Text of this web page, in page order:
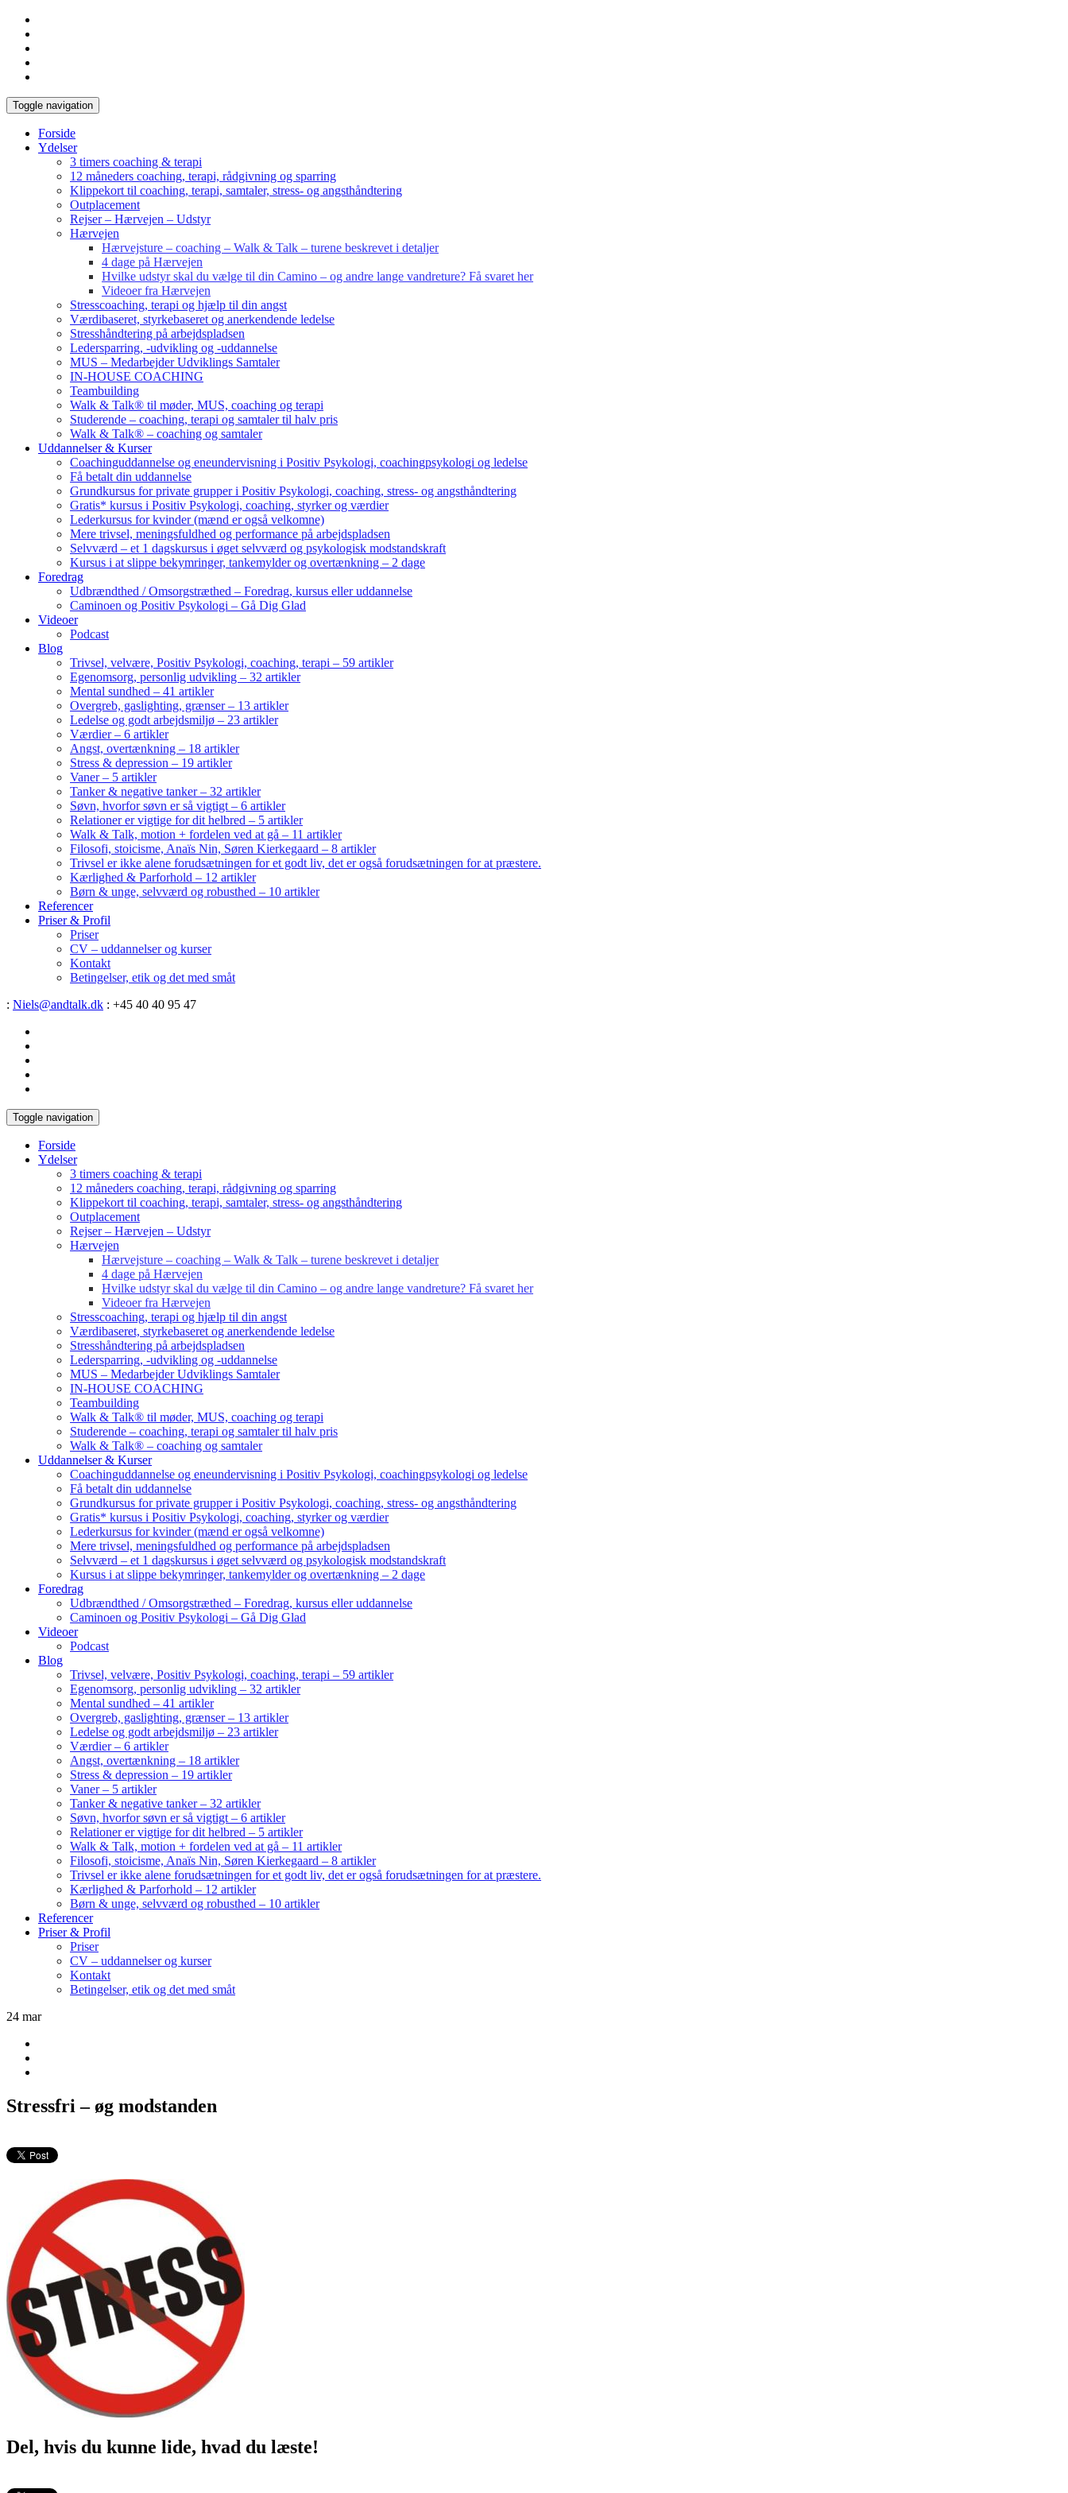
Toggle navigation
Forside
Ydelser
3 timers coaching & terapi
12 måneders coaching, terapi, rådgivning og sparring
Klippekort til coaching, terapi, samtaler, stress- og angsthåndtering
Outplacement
Rejser – Hærvejen – Udstyr
Hærvejen
Hærvejsture – coaching – Walk & Talk – turene beskrevet i detaljer
4 dage på Hærvejen
Hvilke udstyr skal du vælge til din Camino – og andre lange vandreture? Få svaret her
Videoer fra Hærvejen
Stresscoaching, terapi og hjælp til din angst
Værdibaseret, styrkebaseret og anerkendende ledelse
Stresshåndtering på arbejdspladsen
Ledersparring, -udvikling og -uddannelse
MUS – Medarbejder Udviklings Samtaler
IN-HOUSE COACHING
Teambuilding
Walk & Talk® til møder, MUS, coaching og terapi
Studerende – coaching, terapi og samtaler til halv pris
Walk & Talk® – coaching og samtaler
Uddannelser & Kurser
Coachinguddannelse og eneundervisning i Positiv Psykologi, coachingpsykologi og ledelse
Få betalt din uddannelse
Grundkursus for private grupper i Positiv Psykologi, coaching, stress- og angsthåndtering
Gratis* kursus i Positiv Psykologi, coaching, styrker og værdier
Lederkursus for kvinder (mænd er også velkomne)
Mere trivsel, meningsfuldhed og performance på arbejdspladsen
Selvværd – et 1 dagskursus i øget selvværd og psykologisk modstandskraft
Kursus i at slippe bekymringer, tankemylder og overtænkning – 2 dage
Foredrag
Udbrændthed / Omsorgstræthed – Foredrag, kursus eller uddannelse
Caminoen og Positiv Psykologi – Gå Dig Glad
Videoer
Podcast
Blog
Trivsel, velvære, Positiv Psykologi, coaching, terapi – 59 artikler
Egenomsorg, personlig udvikling – 32 artikler
Mental sundhed – 41 artikler
Overgreb, gaslighting, grænser – 13 artikler
Ledelse og godt arbejdsmiljø – 23 artikler
Værdier – 6 artikler
Angst, overtænkning – 18 artikler
Stress & depression – 19 artikler
Vaner – 5 artikler
Tanker & negative tanker – 32 artikler
Søvn, hvorfor søvn er så vigtigt – 6 artikler
Relationer er vigtige for dit helbred – 5 artikler
Walk & Talk, motion + fordelen ved at gå – 11 artikler
Filosofi, stoicisme, Anaïs Nin, Søren Kierkegaard – 8 artikler
Trivsel er ikke alene forudsætningen for et godt liv, det er også forudsætningen for at præstere.
Kærlighed & Parforhold – 12 artikler
Børn & unge, selvværd og robusthed – 10 artikler
Referencer
Priser & Profil
Priser
CV – uddannelser og kurser
Kontakt
Betingelser, etik og det med småt
: Niels@andtalk.dk : +45 40 40 95 47
Toggle navigation
Forside
Ydelser
3 timers coaching & terapi
12 måneders coaching, terapi, rådgivning og sparring
Klippekort til coaching, terapi, samtaler, stress- og angsthåndtering
Outplacement
Rejser – Hærvejen – Udstyr
Hærvejen
Hærvejsture – coaching – Walk & Talk – turene beskrevet i detaljer
4 dage på Hærvejen
Hvilke udstyr skal du vælge til din Camino – og andre lange vandreture? Få svaret her
Videoer fra Hærvejen
Stresscoaching, terapi og hjælp til din angst
Værdibaseret, styrkebaseret og anerkendende ledelse
Stresshåndtering på arbejdspladsen
Ledersparring, -udvikling og -uddannelse
MUS – Medarbejder Udviklings Samtaler
IN-HOUSE COACHING
Teambuilding
Walk & Talk® til møder, MUS, coaching og terapi
Studerende – coaching, terapi og samtaler til halv pris
Walk & Talk® – coaching og samtaler
Uddannelser & Kurser
Coachinguddannelse og eneundervisning i Positiv Psykologi, coachingpsykologi og ledelse
Få betalt din uddannelse
Grundkursus for private grupper i Positiv Psykologi, coaching, stress- og angsthåndtering
Gratis* kursus i Positiv Psykologi, coaching, styrker og værdier
Lederkursus for kvinder (mænd er også velkomne)
Mere trivsel, meningsfuldhed og performance på arbejdspladsen
Selvværd – et 1 dagskursus i øget selvværd og psykologisk modstandskraft
Kursus i at slippe bekymringer, tankemylder og overtænkning – 2 dage
Foredrag
Udbrændthed / Omsorgstræthed – Foredrag, kursus eller uddannelse
Caminoen og Positiv Psykologi – Gå Dig Glad
Videoer
Podcast
Blog
Trivsel, velvære, Positiv Psykologi, coaching, terapi – 59 artikler
Egenomsorg, personlig udvikling – 32 artikler
Mental sundhed – 41 artikler
Overgreb, gaslighting, grænser – 13 artikler
Ledelse og godt arbejdsmiljø – 23 artikler
Værdier – 6 artikler
Angst, overtænkning – 18 artikler
Stress & depression – 19 artikler
Vaner – 5 artikler
Tanker & negative tanker – 32 artikler
Søvn, hvorfor søvn er så vigtigt – 6 artikler
Relationer er vigtige for dit helbred – 5 artikler
Walk & Talk, motion + fordelen ved at gå – 11 artikler
Filosofi, stoicisme, Anaïs Nin, Søren Kierkegaard – 8 artikler
Trivsel er ikke alene forudsætningen for et godt liv, det er også forudsætningen for at præstere.
Kærlighed & Parforhold – 12 artikler
Børn & unge, selvværd og robusthed – 10 artikler
Referencer
Priser & Profil
Priser
CV – uddannelser og kurser
Kontakt
Betingelser, etik og det med småt
24 mar
Stressfri – øg modstanden
Del, hvis du kunne lide, hvad du læste!